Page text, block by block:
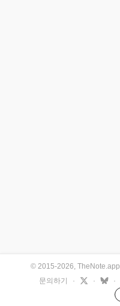
© 2015-2026, TheNote.app
문의하기
· · ·